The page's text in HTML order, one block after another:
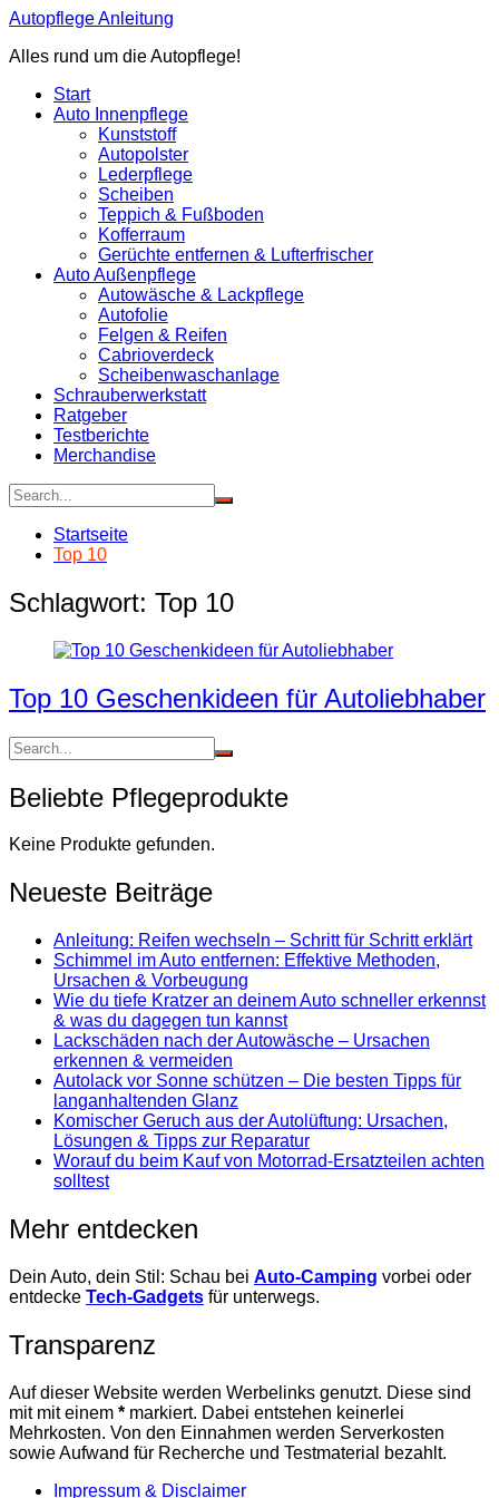
Zum
springen
Autopflege Anleitung
Alles rund um die Autopflege!
Start
Auto Innenpflege
Kunststoff
Autopolster
Lederpflege
Scheiben
Teppich & Fußboden
Kofferraum
Gerüchte entfernen & Lufterfrischer
Auto Außenpflege
Autowäsche & Lackpflege
Autofolie
Felgen & Reifen
Cabrioverdeck
Scheibenwaschanlage
Schrauberwerkstatt
Ratgeber
Testberichte
Merchandise
Startseite
Top 10
Schlagwort: Top 10
Top 10 Geschenkideen für Autoliebhaber
Beliebte Pflegeprodukte
Keine Produkte gefunden.
Neueste Beiträge
Anleitung: Reifen wechseln – Schritt für Schritt erklärt
Schimmel im Auto entfernen: Effektive Methoden,
Ursachen & Vorbeugung
Wie du tiefe Kratzer an deinem Auto schneller erkennst
& was du dagegen tun kannst
Lackschäden nach der Autowäsche – Ursachen
erkennen & vermeiden
Autolack vor Sonne schützen – Die besten Tipps für
langanhaltenden Glanz
Komischer Geruch aus der Autolüftung: Ursachen,
Lösungen & Tipps zur Reparatur
Worauf du beim Kauf von Motorrad-Ersatzteilen achten
solltest
Mehr entdecken
Dein Auto, dein Stil: Schau bei Auto-Camping vorbei oder
entdecke Tech-Gadgets für unterwegs.
Transparenz
Auf dieser Website werden Werbelinks genutzt. Diese sind
mit mit einem * markiert. Dabei entstehen keinerlei
Mehrkosten. Von den Einnahmen werden Serverkosten
sowie Aufwand für Recherche und Testmaterial bezahlt.
Impressum & Disclaimer